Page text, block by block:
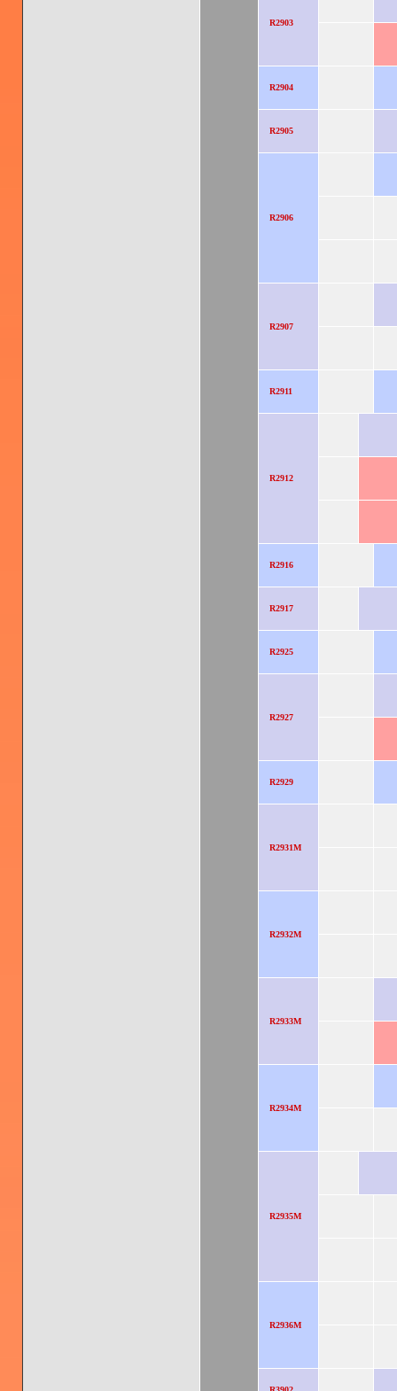
R2903
R2904
R2905
R2906
R2907
R2911
R2912
R2916
R2917
R2925
R2927
R2929
R2931M
R2932M
R2933M
R2934M
R2935M
R2936M